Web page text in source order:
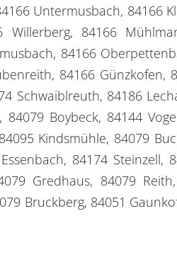
Untermusbach, 84166
84166
84166
84166 Günzkofen,
Schwaiblreuth, 84186
Boybeck, 84144
Kindsmühle, 84079
84174 Steinzell,
Gredhaus, 84079
Bruckberg, 84051